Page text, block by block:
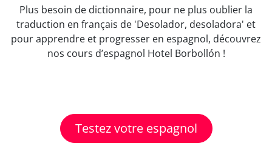
Plus besoin de dictionnaire, pour ne plus oublier la
traduction en français de 'Desolador, desoladora' et
pour apprendre et progresser en espagnol, découvrez
nos cours d’espagnol Hotel Borbollón !
Testez votre espagnol